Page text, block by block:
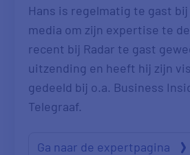
Hans is regelmatig te gast
media om zijn expertise te
recent bij Radar te gast
uitzending en heeft hij zijn
gedeeld bij o.a. Business
Telegraaf.
Ga naar de expertpagina